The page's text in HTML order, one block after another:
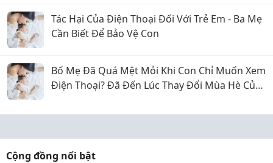
Tác Hại Của Điện Thoại Đối Với Trẻ Em - Ba Mẹ
Cần Biết Để Bảo Vệ Con
Bố Mẹ Đã Quá Mệt Mỏi Khi Con Chỉ Muốn Xem
Điện Thoại? Đã Đến Lúc Thay Đổi Mùa Hè Của
Cộng đồng nổi bật